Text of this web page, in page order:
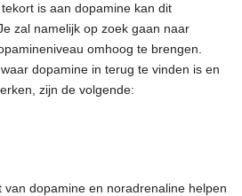
is aan dopamine kan dit
zal namelijk op zoek gaan naar
omhoog te brengen.
dopamine in terug te vinden is en
zijn de volgende:
van dopamine en noradrenaline helpen